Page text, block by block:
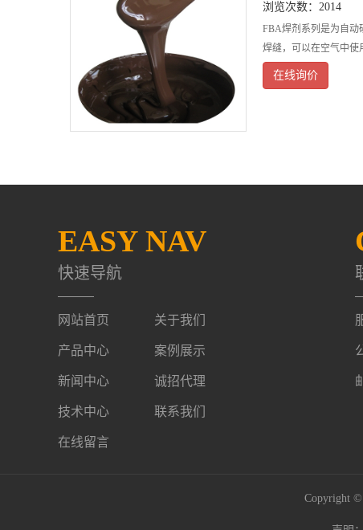
浏览次数：2014
FBA焊剂系列是为自动
焊缝，可以在空气中使
在线询价
EASY NAV
快速导航
网站首页 关于我们
产品中心 案例展示
新闻中心 诚招代理
技术中心 联系我们
在线留言
Copyright